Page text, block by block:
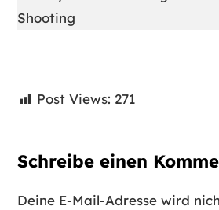
Post Views: 271
Schreibe einen
Deine E-Mail-Adresse wird